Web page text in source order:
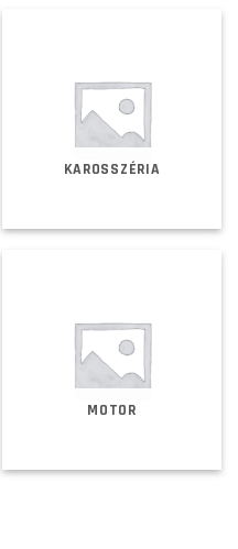
KAROSSZÉRIA
MOTOR